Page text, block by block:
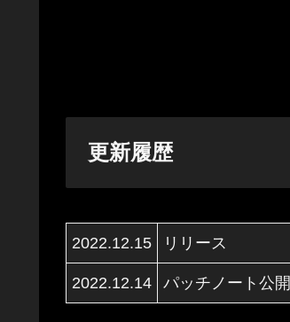
更新履歴
2022.12.15 リリース
2022.12.14 パッチノート公開